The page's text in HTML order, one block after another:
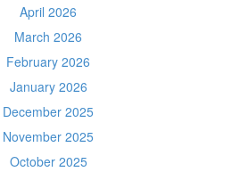
April 2026
March 2026
February 2026
January 2026
December 2025
November 2025
October 2025